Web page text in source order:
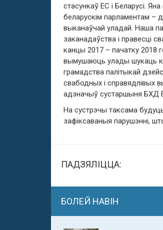
стасункаў ЕС і Беларусі.
беларускім парламентам –
выканаўчай уладай. Наша
заканадаўства і правесці
канцы 2017 – пачатку 2018
вымушаюць улады шукаць
грамадства палітыкай
свабодных і справядлівых
адзначыў сустаршыня БХД
На сустрэчы таксама будуць
зафіксаваныя парушэнні,
ПАДЗЯЛІЦЦА:
БОЛЕЙ НАВІН